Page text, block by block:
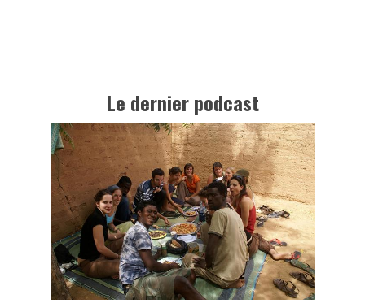
Le dernier podcast